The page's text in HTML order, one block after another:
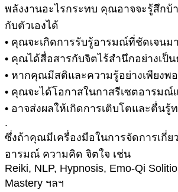
พลังงานอะไรกระทบ คุณอาจจะรู้สึกบ้
กับตัวเองได้
• คุณจะเกิดการรับรู้อารมณ์ที่ชัดเจนม
• คุณได้สื่อสารกับจิตไร้สำนึกอย่างเป็
• หากคุณมีสติและความรู้อย่างเพียงพอ
• คุณจะได้โอกาสในกาสรีเซตอารมณ์
• อาจส่งผลให้เกิดการเติบโตและตื่น
.
ซึ่งถ้าคุณมีเครื่องมือในการจัดการเกี่ย
อารมณ์ ความคิด จิตใจ เช่น
Reiki, NLP, Hypnosis, Emo-Qi
Mastery ฯลฯ